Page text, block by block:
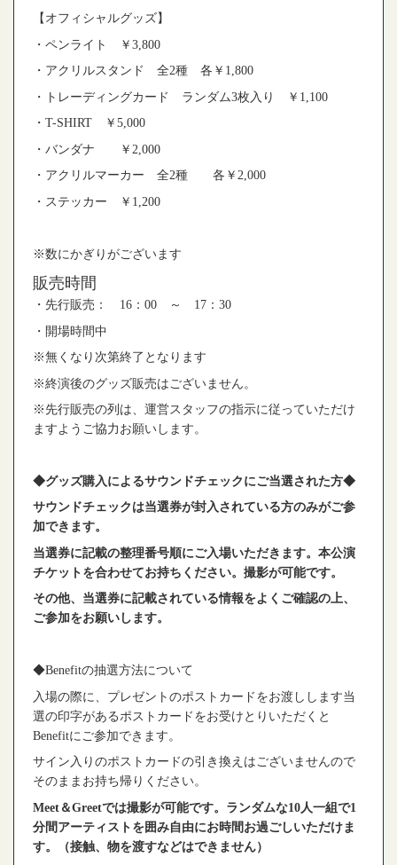
【オフィシャルグッズ】
・ペンライト ￥ 3,800
・アクリルスタンド 全2種 各￥ 1,800
・トレーディングカード ランダム3枚入り ￥ 1,100
・ T-SHIRT￥ 5,000
・バンダナ ￥ 2,000
・アクリルマーカー 全2種 各￥ 2,000
・ステッカー ￥ 1,200
※数にかぎりがございます
販売時間
・先行販売： 16： 00～ 17： 30
・開場時間中
※無くなり次第終了となります
※終演後のグッズ販売はございません。
※先行販売の列は、運営スタッフの指示に従っていただけ
ますようご協力お願いします。
◆グッズ購入によるサウンドチェックにご当選された方◆
サウンドチェックは当選券が封入されている方のみがご参
加できます。
当選券に記載の整理番号順にご入場いただきます。本公演
チケットを合わせてお持ちください。撮影が可能です。
その他、当選券に記載されている情報をよくご確認の上、
ご参加をお願いします。
◆Benefitの抽選方法について
入場の際に、プレゼントのポストカードをお渡しします当
選の印字があるポストカードをお受けとりいただくと
Benefitにご参加できます。
サイン入りのポストカードの引き換えはございませんので
そのままお持ち帰りください。
Meet＆Greetでは撮影が可能です。ランダムな10人一組で1
分間アーティストを囲み自由にお時間お過ごしいただけま
す。（接触、物を渡すなどはできません）